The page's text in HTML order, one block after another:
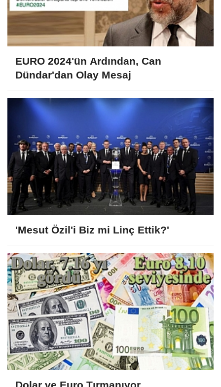
EURO 2024'ün Ardından, Can
Dündar'dan Olay Mesaj
'Mesut Özil'i Biz mi Linç Ettik?'
Dolar ve Euro Tırmanıyor